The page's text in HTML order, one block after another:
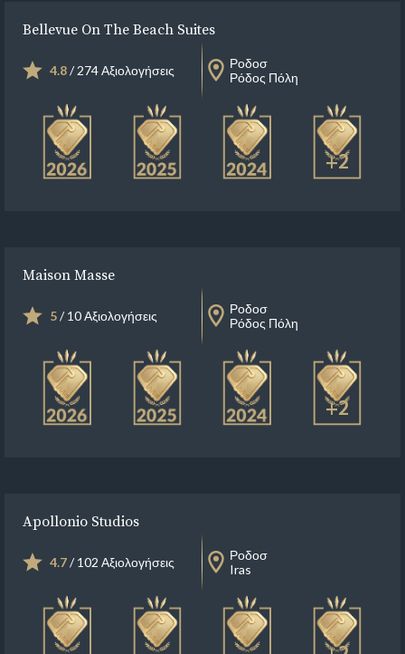
Bellevue On The Beach Suites
4.8/ 274 Αξιολογήσεις
Ροδοσ
Ρόδος Πόλη
+2
Maison Masse
5/ 10 Αξιολογήσεις
Ροδοσ
Ρόδος Πόλη
+2
Apollonio Studios
4.7/ 102 Αξιολογήσεις
Ροδοσ
Iras